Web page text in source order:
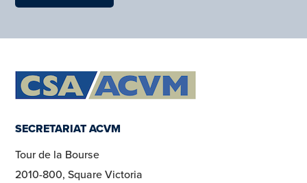
SECRETARIAT ACVM
Tour de la Bourse
2010-800, Square Victoria